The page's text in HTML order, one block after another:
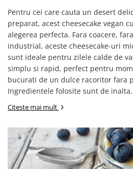
Pentru cei care cauta un desert
preparat, acest cheesecake vegan
alegerea perfecta. Fara coacere,
industrial, aceste cheesecake-uri
sunt ideale pentru zilele calde de
simplu si rapid, perfect pentru
bucurati de un dulce racoritor fara
Ingredientele folosite sunt de
Citeste mai mult